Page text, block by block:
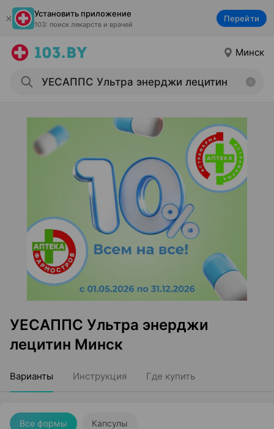
Установить приложение
103: поиск лекарств и врачей
Перейти
Минск
УЕСАППС Ультра энерджи
лецитин Минск
Варианты Инструкция Где купить
Все формы Капсулы